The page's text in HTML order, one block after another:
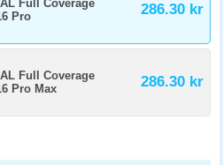
Full Coverage
Pro
286.30 kr
Full Coverage
Pro Max
286.30 kr